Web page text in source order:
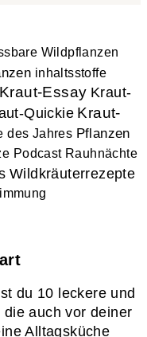
Wildpflanzen
inhaltsstoffe
Kraut-Essay Kraut-
Quickie Kraut-
des Jahres Pflanzen
Podcast Rauhnächte
Wildkräuterrezepte
du 10 leckere und
auch vor deiner
Alltagsküche